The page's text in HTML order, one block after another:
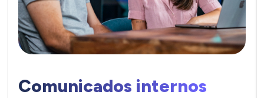
Comunicados internos